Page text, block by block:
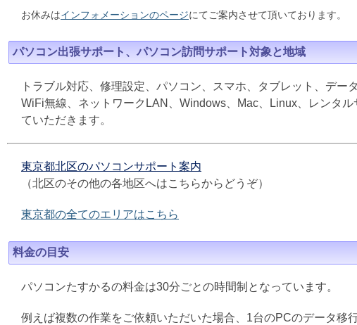
お休みはインフォメーションのページにてご案内させて頂いております。
パソコン出張サポート、パソコン訪問サポート対象と地域
トラブル対応、修理設定、パソコン、スマホ、タブレット、デー
WiFi無線、ネットワークLAN、Windows、Mac、Linux、レンタ
ていただきます。
東京都北区のパソコンサポート案内
（北区のその他の各地区へはこちらからどうぞ）
東京都の全てのエリアはこちら
料金の目安
パソコンたすかるの料金は30分ごとの時間制となっています。
例えば複数の作業をご依頼いただいた場合、1台のPCのデータ